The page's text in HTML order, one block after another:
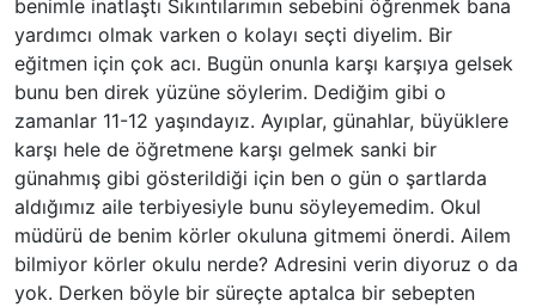
benimle inatlaştı Sıkıntılarımın sebebini öğrenmek bana
yardımcı olmak varken o kolayı seçti diyelim. Bir
eğitmen için çok acı. Bugün onunla karşı karşıya gelsek
bunu ben direk yüzüne söylerim. Dediğim gibi o
zamanlar 11-12 yaşındayız. Ayıplar, günahlar, büyüklere
karşı hele de öğretmene karşı gelmek sanki bir
günahmış gibi gösterildiği için ben o gün o şartlarda
aldığımız aile terbiyesiyle bunu söyleyemedim. Okul
müdürü de benim körler okuluna gitmemi önerdi. Ailem
bilmiyor körler okulu nerde? Adresini verin diyoruz o da
yok. Derken böyle bir süreçte aptalca bir sebepten